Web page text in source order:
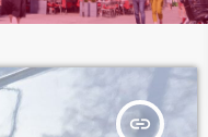
insert_link